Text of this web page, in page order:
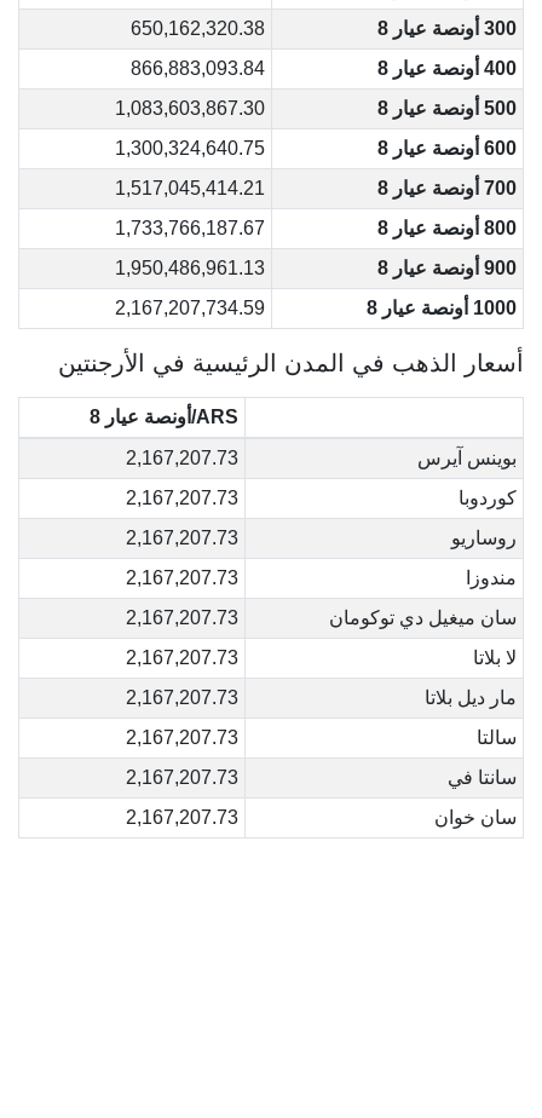
300 أونصة عيار 8
650,162,320.38
400 أونصة عيار 8
866,883,093.84
500 أونصة عيار 8
1,083,603,867.30
600 أونصة عيار 8
1,300,324,640.75
700 أونصة عيار 8
1,517,045,414.21
800 أونصة عيار 8
1,733,766,187.67
900 أونصة عيار 8
1,950,486,961.13
1000 أونصة عيار 8
2,167,207,734.59
أسعار الذهب في المدن الرئيسية في الأرجنتين
ARS/أونصة عيار 8
بوينس آيرس
2,167,207.73
كوردوبا
2,167,207.73
روساريو
2,167,207.73
مندوزا
2,167,207.73
سان ميغيل دي توكومان
2,167,207.73
لا بلاتا
2,167,207.73
مار ديل بلاتا
2,167,207.73
سالتا
2,167,207.73
سانتا في
2,167,207.73
سان خوان
2,167,207.73